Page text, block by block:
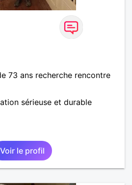
73 ans recherche rencontre
sérieuse et durable
Voir le profil